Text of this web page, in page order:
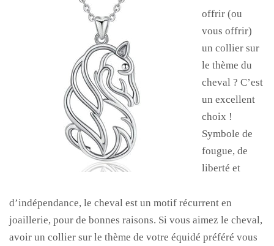
offrir (ou
vous offrir)
un collier sur
le thème du
cheval ? C’est
un excellent
choix !
Symbole de
fougue, de
liberté et
d’indépendance, le cheval est un motif récurrent en
joaillerie, pour de bonnes raisons. Si vous aimez le cheval,
avoir un collier sur le thème de votre équidé préféré vous